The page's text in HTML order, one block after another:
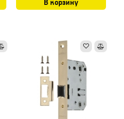
В корзину